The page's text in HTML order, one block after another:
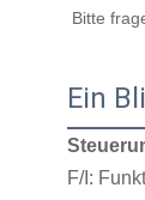
Bitte
Ein
F/I: